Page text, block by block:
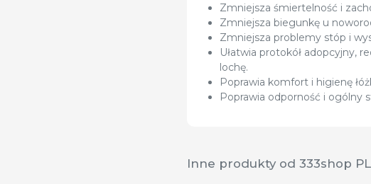
Zmniejsza śmiertelność i
Zmniejsza biegunkę u
Zmniejsza problemy stóp i
Ułatwia protokół adopcyjny,
lochę.
Poprawia komfort i higienę
Poprawia odporność i ogólny
Inne produkty od 333shop PL